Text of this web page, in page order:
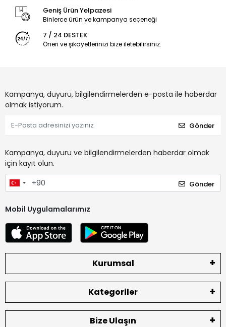
Geniş Ürün Yelpazesi
Binlerce ürün ve kampanya seçeneği
7 / 24 DESTEK
Öneri ve şikayetlerinizi bize iletebilirsiniz.
Kampanya, duyuru, bilgilendirmelerden e-posta ile haberdar
olmak istiyorum.
Gönder
Kampanya, duyuru ve bilgilendirmelerden haberdar olmak
için kayıt olun.
Gönder
Mobil Uygulamalarımız
Kurumsal
Kategoriler
Bize Ulaşın